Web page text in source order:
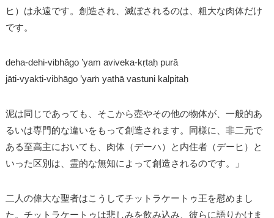
ヒ）は永遠です。創造され、滅ぼされるのは、粗大な肉体だけ
です。
deha-dehi-vibhāgo ’yam aviveka-kṛtaḥ purā
jāti-vyakti-vibhāgo ’yaṁ yathā vastuni kalpitaḥ
泥は同じであっても、そこから壺やその他の物体が、一般的あ
るいは専門的な違いをもって創造されます。同様に、非二元で
ある至高主においても、肉体（デーハ）と内住者（デーヒ）と
いった区別は、霊的な無知によって創造されるのです。」
二人の偉大な聖者はこうしてチットラケートゥ王を慰めまし
た。チットラケートゥは悲しみを飲み込み、彼らに語りかけま